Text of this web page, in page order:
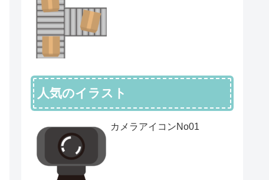
人気のイラスト
カメラアイコンNo01